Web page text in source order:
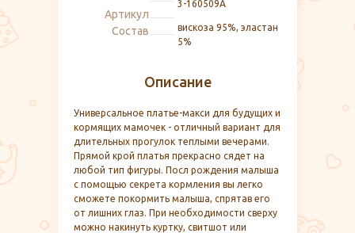
Описание
Универсальное платье-макси для будущих и
кормящих мамочек - отличный вариант для
длительных прогулок теплыми вечерами.
Прямой крой платья прекрасно сядет на
любой тип фигуры. Посл рождения малыша
с помощью секрета кормления вы легко
сможете покормить малыша, спрятав его
от лишних глаз. При необходимости сверху
можно накинуть куртку, свитшот или
Артикул
3-160509А
Состав
вискоза 95%, эластан
5%